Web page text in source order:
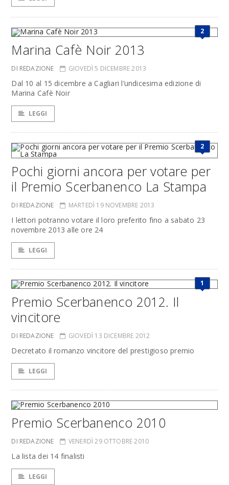
2
Marina Cafè Noir 2013
DI REDAZIONE GIOVEDÌ 5 DICEMBRE 2013
Dal 10 al 15 dicembre a Cagliari l’undicesima edizione di
Marina Cafè Noir
LEGGI
2
Pochi giorni ancora per votare per
il Premio Scerbanenco La Stampa
DI REDAZIONE MARTEDÌ 19 NOVEMBRE 2013
I lettori potranno votare il loro preferito fino a sabato 23
novembre 2013 alle ore 24
LEGGI
1
Premio Scerbanenco 2012. Il
vincitore
DI REDAZIONE GIOVEDÌ 13 DICEMBRE 2012
Decretato il romanzo vincitore del prestigioso premio
LEGGI
Premio Scerbanenco 2010
DI REDAZIONE VENERDÌ 29 OTTOBRE 2010
La lista dei 14 finalisti
LEGGI